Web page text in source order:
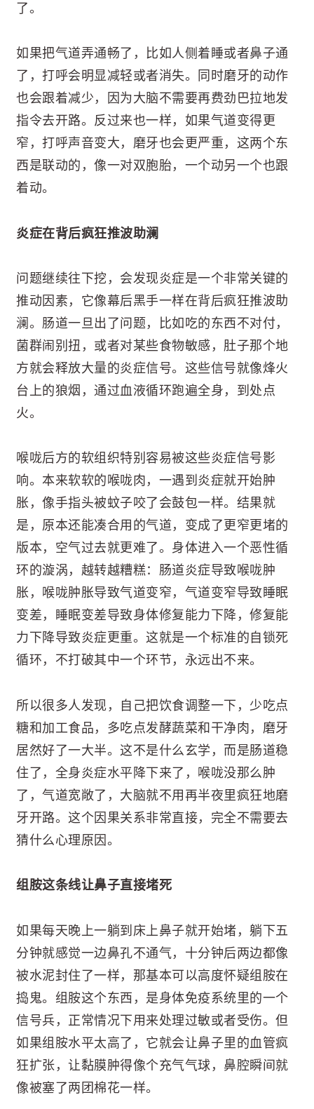
了。
如果把气道弄通畅了，比如人侧着睡或者鼻子通
了，打呼会明显减轻或者消失。同时磨牙的动作
也会跟着减少，因为大脑不需要再费劲巴拉地发
指令去开路。反过来也一样，如果气道变得更
窄，打呼声音变大，磨牙也会更严重，这两个东
西是联动的，像一对双胞胎，一个动另一个也跟
着动。
炎症在背后疯狂推波助澜
问题继续往下挖，会发现炎症是一个非常关键的
推动因素，它像幕后黑手一样在背后疯狂推波助
澜。肠道一旦出了问题，比如吃的东西不对付，
菌群闹别扭，或者对某些食物敏感，肚子那个地
方就会释放大量的炎症信号。这些信号就像烽火
台上的狼烟，通过血液循环跑遍全身，到处点
火。
喉咙后方的软组织特别容易被这些炎症信号影
响。本来软软的喉咙肉，一遇到炎症就开始肿
胀，像手指头被蚊子咬了会鼓包一样。结果就
是，原本还能凑合用的气道，变成了更窄更堵的
版本，空气过去就更难了。身体进入一个恶性循
环的漩涡，越转越糟糕：肠道炎症导致喉咙肿
胀，喉咙肿胀导致气道变窄，气道变窄导致睡眠
变差，睡眠变差导致身体修复能力下降，修复能
力下降导致炎症更重。这就是一个标准的自锁死
循环，不打破其中一个环节，永远出不来。
所以很多人发现，自己把饮食调整一下，少吃点
糖和加工食品，多吃点发酵蔬菜和干净肉，磨牙
居然好了一大半。这不是什么玄学，而是肠道稳
住了，全身炎症水平降下来了，喉咙没那么肿
了，气道宽敞了，大脑就不用再半夜里疯狂地磨
牙开路。这个因果关系非常直接，完全不需要去
猜什么心理原因。
组胺这条线让鼻子直接堵死
如果每天晚上一躺到床上鼻子就开始堵，躺下五
分钟就感觉一边鼻孔不通气，十分钟后两边都像
被水泥封住了一样，那基本可以高度怀疑组胺在
捣鬼。组胺这个东西，是身体免疫系统里的一个
信号兵，正常情况下用来处理过敏或者受伤。但
如果组胺水平太高了，它就会让鼻子里的血管疯
狂扩张，让黏膜肿得像个充气气球，鼻腔瞬间就
像被塞了两团棉花一样。